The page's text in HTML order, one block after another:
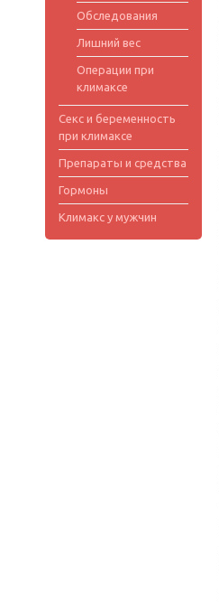
Обследования
Лишний вес
Операции при
климаксе
Секс и беременность
при климаксе
Препараты и средства
Гормоны
Климакс у мужчин